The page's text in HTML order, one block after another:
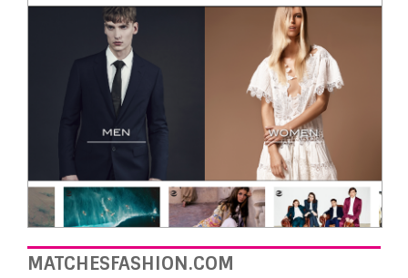
MATCHESFASHION.COM